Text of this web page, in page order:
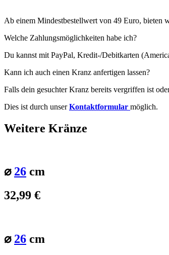
Ab einem Mindestbestellwert von 49 Euro, bieten
Welche Zahlungsmöglichkeiten habe ich?
Du kannst mit PayPal, Kredit-/Debitkarten
Kann ich auch einen Kranz anfertigen lassen?
Falls dein gesuchter Kranz bereits vergriffen ist
Dies ist durch unserKontaktformular möglich.
Weitere Kränze
⌀ 26 cm
32,99 €
⌀ 26 cm